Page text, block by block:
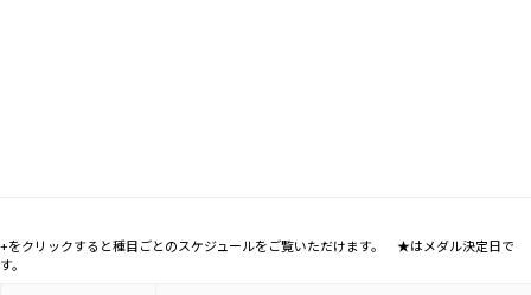
+をクリックすると種目ごとのスケジュールをご覧いただけます。 ★はメダル決定日で
す。